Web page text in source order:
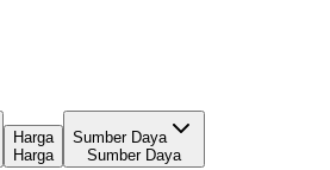
Harga
Harga
Sumber Daya
Sumber Daya